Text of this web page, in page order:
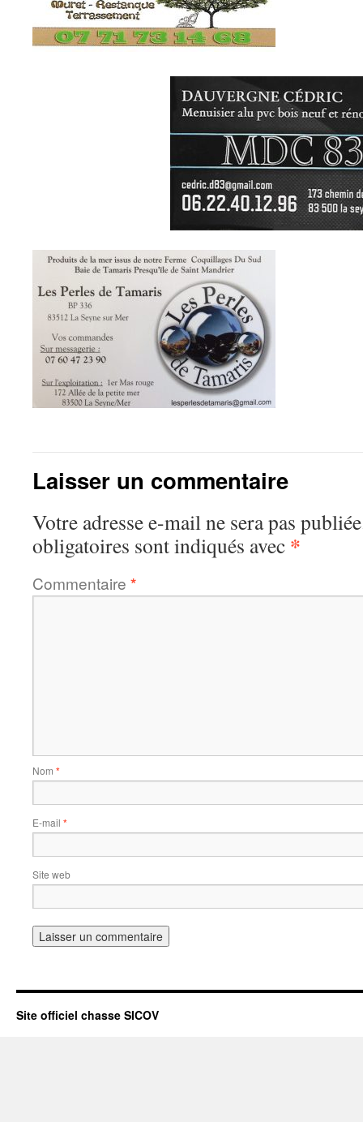
Laisser un commentaire
Votre adresse e-mail ne sera pas
obligatoires sont indiqués avec *
Commentaire *
Nom *
E-mail *
Site web
Site officiel chasse SICOV